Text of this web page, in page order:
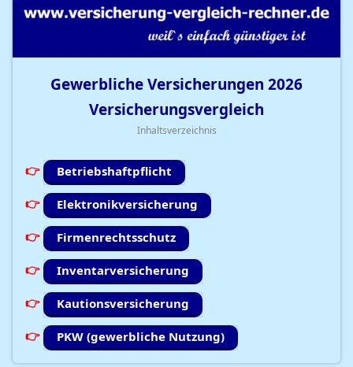
Gewerbliche Versicherungen 2026
Versicherungsvergleich
Inhaltsverzeichnis
Betriebshaftpflicht
Elektronikversicherung
Firmenrechtsschutz
Inventarversicherung
Kautionsversicherung
PKW (gewerbliche Nutzung)